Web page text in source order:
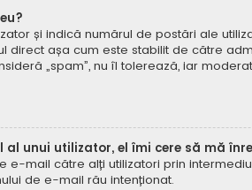
și indică numărul de postări ale
direct așa cum este stabilit de către
„spam”, nu îl tolerează, iar
unui utilizator, el îmi cere să mă
e-mail către alți utilizatori prin
de e-mail rău intenționat.